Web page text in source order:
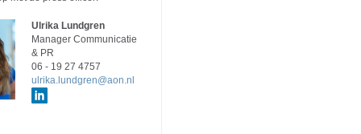
Ulrika Lundgren
Manager Communicatie
& PR
06 - 19 27 4757
ulrika.lundgren@aon.nl